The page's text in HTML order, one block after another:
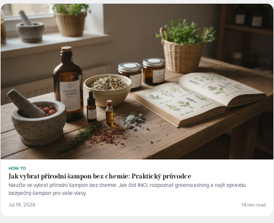
HOW-TO
Jak vybrat přírodní šampon bez chemie: Praktický průvodce
Naučte se vybrat přírodní šampon bez chemie. Jak číst INCI, rozpoznat greenwashing a najít opravdu
bezpečný šampon pro vaše vlasy.
Jul 19, 2026 14 min read